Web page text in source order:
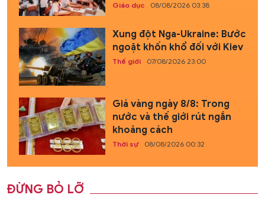
Giáo dục 08/08/2026 03:38
Xung đột Nga-Ukraine: Bước
ngoặt khốn khổ đối với Kiev
Thế giới 07/08/2026 23:00
Giá vàng ngày 8/8: Trong
nước và thế giới rút ngắn
khoảng cách
Thời sự 08/08/2026 00:32
ĐỪNG BỎ LỠ